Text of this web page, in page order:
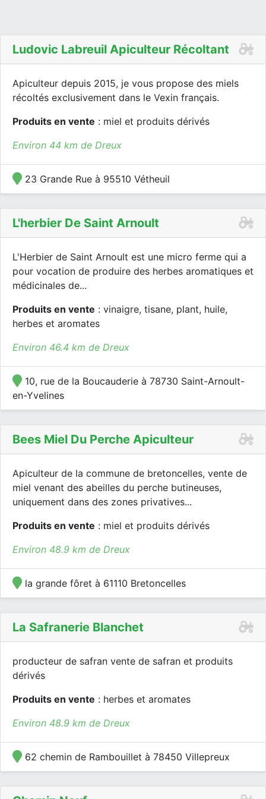
Ludovic Labreuil Apiculteur Récoltant
Apiculteur depuis 2015, je vous propose des miels
récoltés exclusivement dans le Vexin français.
Produits en vente : miel et produits dérivés
Environ 44 km de Dreux
23 Grande Rue à 95510 Vétheuil
L'herbier De Saint Arnoult
L'Herbier de Saint Arnoult est une micro ferme qui a
pour vocation de produire des herbes aromatiques et
médicinales de...
Produits en vente : vinaigre, tisane, plant, huile,
herbes et aromates
Environ 46.4 km de Dreux
10, rue de la Boucauderie à 78730 Saint-Arnoult-
en-Yvelines
Bees Miel Du Perche Apiculteur
Apiculteur de la commune de bretoncelles, vente de
miel venant des abeilles du perche butineuses,
uniquement dans des zones privatives...
Produits en vente : miel et produits dérivés
Environ 48.9 km de Dreux
la grande fôret à 61110 Bretoncelles
La Safranerie Blanchet
producteur de safran vente de safran et produits
dérivés
Produits en vente : herbes et aromates
Environ 48.9 km de Dreux
62 chemin de Rambouillet à 78450 Villepreux